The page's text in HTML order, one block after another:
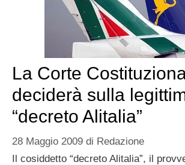
La Corte
deciderà sulla
“decreto Alitalia”
28 Maggio 2009 di Redazione
Il cosiddetto “decreto Alitalia”, il